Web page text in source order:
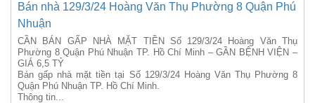
Bán nhà 129/3/24 Hoàng Văn Thụ Phường 8 Quận Phú
Nhuận
CẦN BÁN GẤP NHÀ MẶT TIỀN Số 129/3/24 Hoàng Văn Thụ
Phường 8 Quận Phú Nhuận TP. Hồ Chí Minh – GẦN BỆNH VIỆN –
GIÁ 6,5 TỶ
Bán gấp nhà mặt tiền tại Số 129/3/24 Hoàng Văn Thụ Phường 8
Quận Phú Nhuận TP. Hồ Chí Minh.
Thông tin...